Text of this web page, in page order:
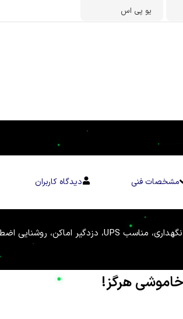
یو پی اس
مشخصات فنی دیدگاه کاربران
هرگز!
برای حفظ امنیت و تداوم فعالیت‌های
انرژی و تجهیزات صنعتی، افتخار دارد که با